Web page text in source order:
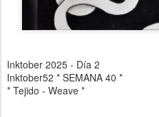
Inktober 2025 - Día 2
Inktober52 * SEMANA 40 *
* Tejido - Weave *